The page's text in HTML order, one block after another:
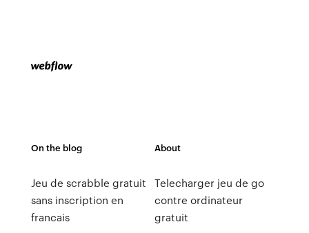
On the blog
Jeu de scrabble gratuit
sans inscription en
francais
About
Telecharger jeu de go
contre ordinateur
gratuit